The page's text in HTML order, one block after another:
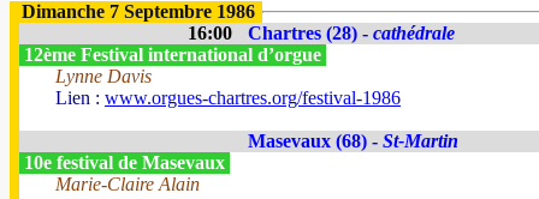
Dimanche 7 Septembre 1986
16:00
Chartres (28) - cathédrale
12ème Festival international d’orgue
Lynne Davis
Lien : www.orgues-chartres.org/festival-1986
Masevaux (68) - St-Martin
10e festival de Masevaux
Marie-Claire Alain